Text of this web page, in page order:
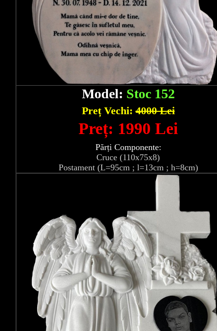
Model: Stoc 152
Preț Vechi:4000 Lei
Preț: 1990 Lei
Părți Componente:
Cruce (110x75x8)
Postament (L=95cm ; l=13cm ; h=8cm)